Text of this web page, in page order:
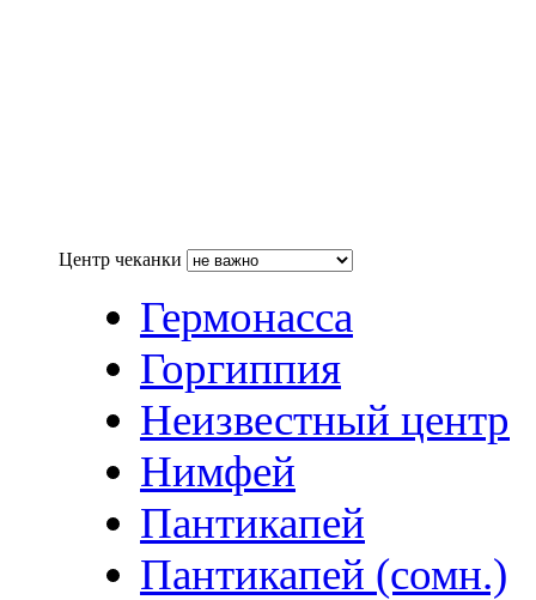
Центр чеканки
Гермонасса
Горгиппия
Неизвестный центр
Нимфей
Пантикапей
Пантикапей (сомн.)